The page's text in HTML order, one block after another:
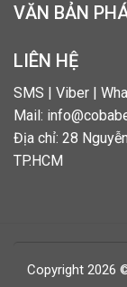
VĂN BẢN
LIÊN HỆ
SMS | Viber |
Mail:
Địa chỉ: 28
TP.HCM
Copyright 2026